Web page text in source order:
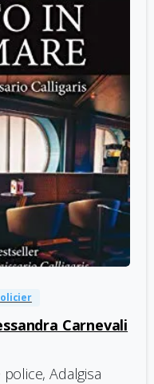
Carnevali
Adalgisa